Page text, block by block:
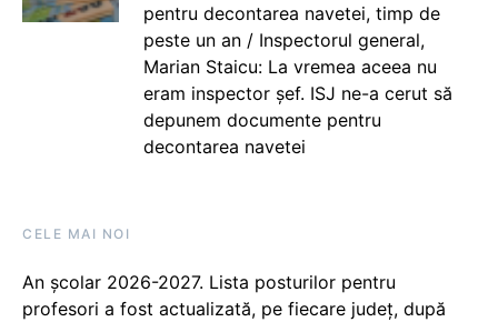
pentru decontarea navetei, timp de
peste un an / Inspectorul general,
Marian Staicu: La vremea aceea nu
eram inspector șef. ISJ ne-a cerut să
depunem documente pentru
decontarea navetei
CELE MAI NOI
An școlar 2026-2027. Lista posturilor pentru
profesori a fost actualizată, pe fiecare județ, după